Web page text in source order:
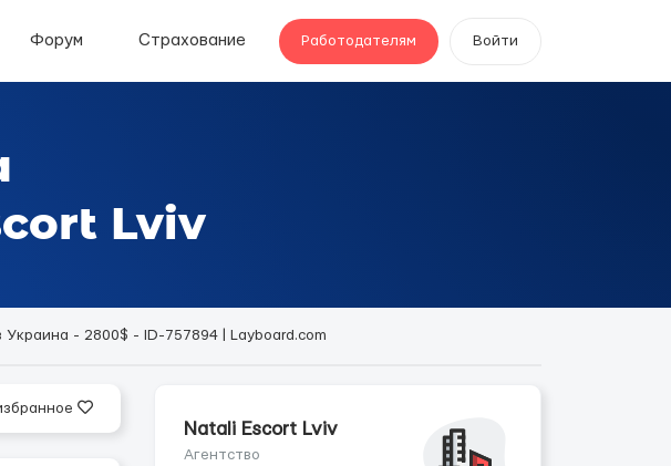
Форум Страхование Работодателям Войти
Lviv
Украина - 2800$ - ID-757894 | Layboard.com
Natali Escort Lviv
Агентство